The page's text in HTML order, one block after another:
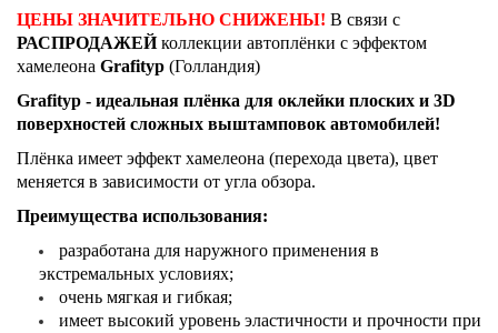
ЦЕНЫ ЗНАЧИТЕЛЬНО СНИЖЕНЫ! В связи с
РАСПРОДАЖЕЙколлекции автоплёнки с эффектом
хамелеона Grafityp (Голландия)
Grafityp - идеальная плёнка для оклейки плоских и 3D
поверхностей сложных выштамповок автомобилей!
Плёнка имеет эффект хамелеона (перехода цвета), цвет
меняется в зависимости от угла обзора.
Преимущества использования:
разработана для наружного применения в
экстремальных условиях;
очень мягкая и гибкая;
имеет высокий уровень эластичности и прочности при